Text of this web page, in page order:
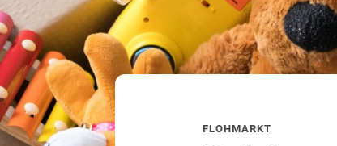
FLOHMARKT